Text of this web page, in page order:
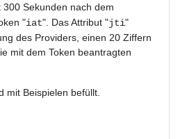
300 Sekunden nach dem
"iat". Das Attribut "jti"
des Providers, einen 20 Ziffern
mit dem Token beantragten
mit Beispielen befüllt.